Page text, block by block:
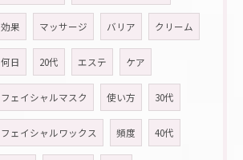
効果 マッサージ バリア クリーム
何日 20代 エステ ケア
フェイシャルマスク 使い方 30代
フェイシャルワックス 頻度 40代